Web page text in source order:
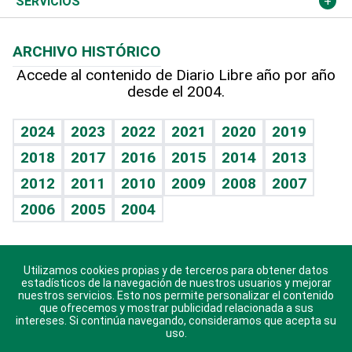
Hablando con el pediatra
Vida y familia
Eñe
Celebrando la vida
Sin complejos
En pocas palabras
Escuchando al corazón
Economía Personal
Línea de hit
TBT Deportivo
Hecho en casa
Guía del dinero
Cumpleaños
Horóscopos
Crucigramas
ARCHIVO HISTÓRICO
Accede al contenido de Diario Libre año por año
desde el 2004.
2024 2023 2022 2021 2020
2019
2018
2017 2016 2015 2014
2013
2012
2011 2010 2009 2008
2007
2006
2005 2004
Descarga nuestras aplicaciones para Android, iOS y
sistema Huawei.
Utilizamos cookies propias y de terceros para obtener datos
estadísticos de la navegación de nuestros usuarios y mejorar
nuestros servicios. Esto nos permite personalizar el contenido
que ofrecemos y mostrar publicidad relacionada a sus
intereses. Si continúa navegando, consideramos que acepta su
uso.